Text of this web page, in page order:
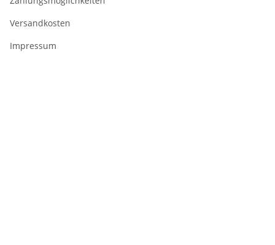
Versandkosten
Impressum